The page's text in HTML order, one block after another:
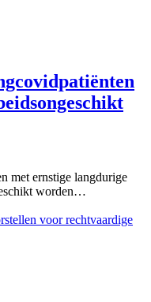
met ernstige langdurige
worden…